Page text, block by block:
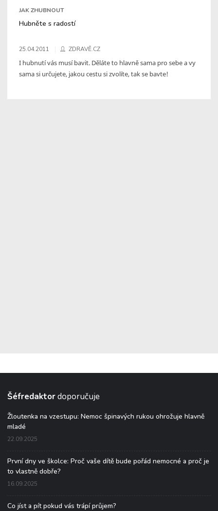
JAK ZHUBNOUT
Hubněte s radostí
25.04.2011 ZDRAVĚ.CZ
I hubnutí vás musí bavit. Děláte to hlavně sama pro sebe a vy
sama si určujete, jakou cestu si zvolíte, tak se bavte!
Šéfredaktordoporučuje
Žloutenka na vzestupu: Nemoc špinavých rukou ohrožuje hlavně
mladé
22.09.2025
První dny ve školce: Proč vaše dítě bude pořád nemocné a proč je
to vlastně dobře?
16.09.2025
Co jíst a pít pokud vás trápí průjem?